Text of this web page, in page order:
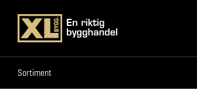
Sortiment
Sortiment